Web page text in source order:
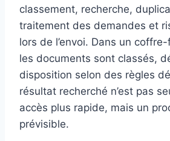
classement, recherche,
traitement des demandes et
lors de l’envoi. Dans un
les documents sont classés,
disposition selon des règles
résultat recherché n’est pas
accès plus rapide, mais un
prévisible.